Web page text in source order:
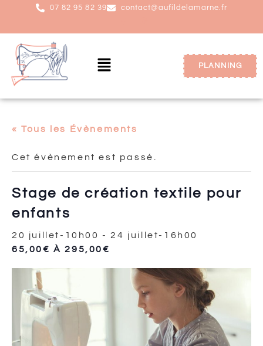
07 82 95 82 39 contact@aufildelamarne.fr
PLANNING
« Tous les Évènements
Cet évènement est passé.
Stage de création textile pour
enfants
20 juillet-10h00 -24 juillet-16h00
65,00€ À 295,00€